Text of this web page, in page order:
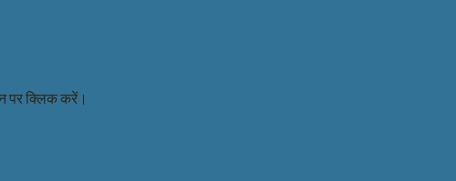
पर क्लिक करें।